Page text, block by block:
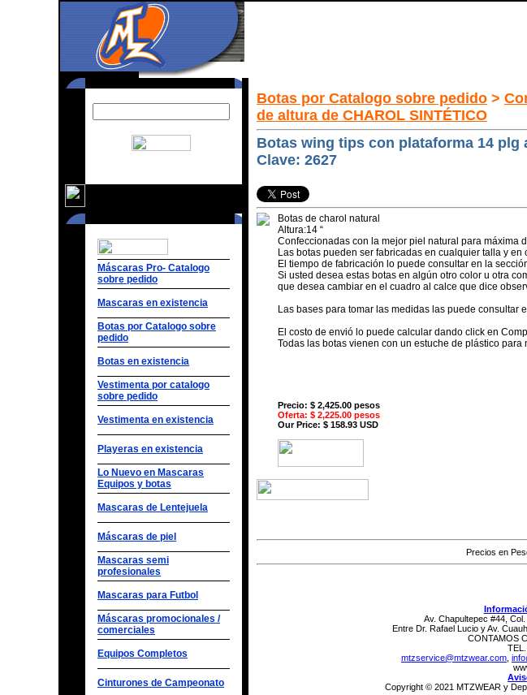
Máscaras Pro- Catalogo
sobre pedido
Mascaras en existencia
Botas por Catalogo sobre
pedido
Botas en existencia
Vestimenta por catalogo
sobre pedido
Vestimenta en existencia
Playeras en existencia
Lo Nuevo en Mascaras
Equipos y botas
Mascaras de Lentejuela
Máscaras de piel
Mascaras semi
profesionales
Mascaras para Futbol
Máscaras promocionales /
comerciales
Equipos Completos
Cinturones de Campeonato
Botas por Catalogo sobre pedido >
de altura de CHAROL SINTÉTICO
Botas wing tips con plataforma 14 plg
Clave: 2627
Botas de charol natural
Altura:14 “
Confeccionadas con la mejor piel natural para máxima
Las botas pueden ser fabricadas en cualquier talla y en
El tiempo de fabricación lo puede consultar en la
Si usted desea estas botas en algún otro color u otra
que desea cambiar en el cuadro al calce que dice
Las bases para tomar las medidas las puede consultar
El costo de envió lo puede calcular dando click en
Todas las botas vienen con un estuche de plástico para
Precio: $ 2,425.00 pesos
Oferta: $ 2,225.00 pesos
Our Price: $ 158.93 USD
Precios en
Av. Chapultepec #44,
Entre Dr. Rafael Lucio y Av.
CONTAMOS
mtzservice@mtzwear.com
Copyright © 2021 MTZWEAR y